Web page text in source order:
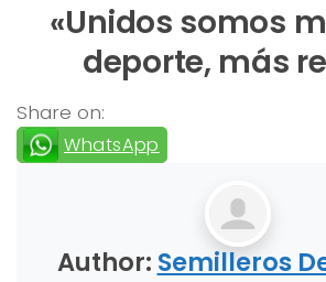
«Unidos somos
deporte, más
Share on:
WhatsApp
Author: Semilleros